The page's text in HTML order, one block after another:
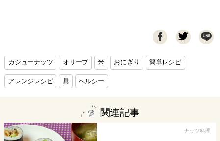

カシューナッツ オリーブ 米 おにぎり 簡単レシピ
アレンジレシピ 具 ヘルシー
関連記事
ナッツ料理